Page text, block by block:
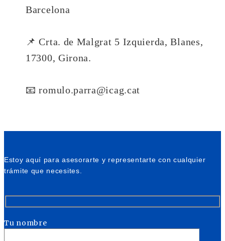
Barcelona
📌 Crta. de Malgrat 5 Izquierda, Blanes,
17300, Girona.
📧 romulo.parra@icag.cat
Estoy aquí para asesorarte y representarte con cualquier
trámite que necesites.
Tu nombre